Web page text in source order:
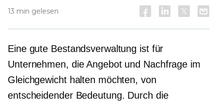
13 min gelesen
Eine gute Bestandsverwaltung ist für
Unternehmen, die Angebot und Nachfrage im
Gleichgewicht halten möchten, von
entscheidender Bedeutung. Durch die